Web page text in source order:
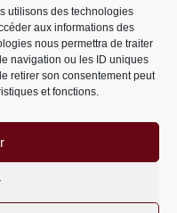
utilisons des technologies
aux informations des
nous permettra de traiter
navigation ou les ID uniques
retirer son consentement peut
et fonctions.